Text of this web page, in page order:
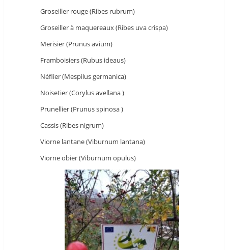
Groseiller rouge (Ribes rubrum)
Groseiller à maquereaux (Ribes uva crispa)
Merisier (Prunus avium)
Framboisiers (Rubus ideaus)
Néflier (Mespilus germanica)
Noisetier (Corylus avellana )
Prunellier (Prunus spinosa )
Cassis (Ribes nigrum)
Viorne lantane (Viburnum lantana)
Viorne obier (Viburnum opulus)